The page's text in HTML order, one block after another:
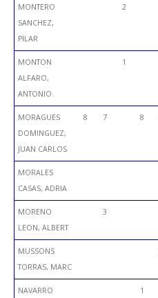
MONTERO
SANCHEZ,
PILAR
2
MONTON
ALFARO,
ANTONIO
1
MORAGUES
DOMINGUEZ,
JUAN CARLOS
8 7 8
MORALES
CASAS, ADRIA
MORENO
LEON, ALBERT
3
MUSSONS
TORRAS, MARC
NAVARRO
1